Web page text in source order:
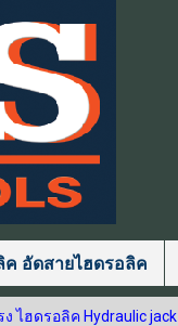
อัดสายไฮดรอลิค
ไฮดรอลิค Hydraulic jack